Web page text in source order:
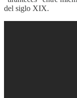
del siglo XIX.